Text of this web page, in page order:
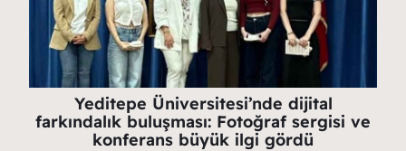
Yeditepe Üniversitesi’nde dijital
farkındalık buluşması: Fotoğraf sergisi ve
konferans büyük ilgi gördü